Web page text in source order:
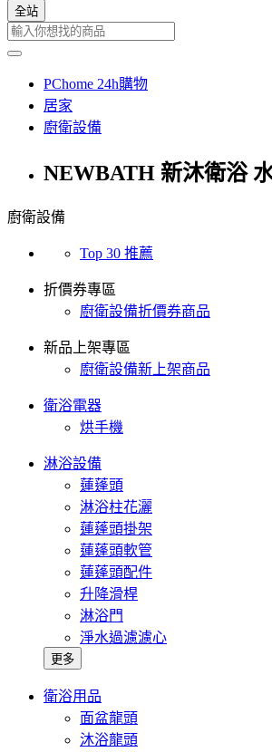
全站
PChome 24h購物
居家
廚衛設備
NEWBATH 新沐衛浴
廚衛設備
Top 30 推薦
折價券專區
廚衛設備折價券商品
新品上架專區
廚衛設備新上架商品
衛浴電器
烘手機
淋浴設備
蓮蓬頭
淋浴柱花灑
蓮蓬頭掛架
蓮蓬頭軟管
蓮蓬頭配件
升降滑桿
淋浴門
淨水過濾濾心
更多
衛浴用品
面盆龍頭
沐浴龍頭